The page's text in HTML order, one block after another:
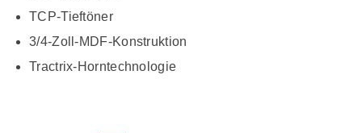
TCP-Tieftöner
3/4-Zoll-MDF-Konstruktion
Tractrix-Horntechnologie